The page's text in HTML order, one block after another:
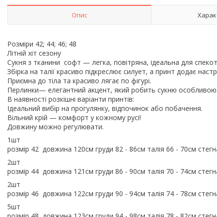
Опис
Розміри 42; 44; 46; 48
Літній хіт сезону
Сукня з тканини софт — легка, повітряна, ідеальна для
Збірка на талії красиво підкреслює силует, а принт додає
Приємна до тіла та красиво лягає по фігурі.
Перлинки— елегантний акцент, який робить сукню
В наявності розкішні варіанти принтів:
Ідеальний вибір на прогулянку, відпочинок або побачення.
Вільний крій — комфорт у кожному русі!
Довжину можно регулювати.
1шт
розмір 42 довжина 120см груди 82 - 86см талія 66 - 70см
2шт
розмір 44 довжина 121см груди 86 - 90см талія 70 - 74см
2шт
розмір 46 довжина 122см груди 90 - 94см талія 74 - 78см
5шт